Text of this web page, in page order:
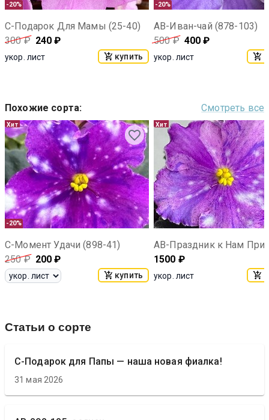
-20%
С-Подарок Для Мамы (25-40)
300₽ 240 ₽
укор. лист купить
-20%
АВ-Иван-чай (878-103)
500₽ 400 ₽
укор. лист
Похожие сорта: Смотреть все
-20%
Хит
С-Момент Удачи (898-41)
250₽ 200 ₽
купить
Хит
1500 ₽
укор. лист
Статьи о сорте
С-Подарок для Папы — наша новая фиалка!
31 мая 2026